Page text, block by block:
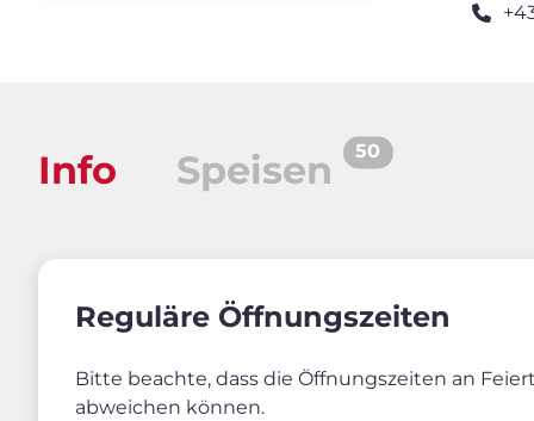
Info Speisen 50
Reguläre Öffnungszeiten
Bitte beachte, dass die Öffnungszeiten an
abweichen können.